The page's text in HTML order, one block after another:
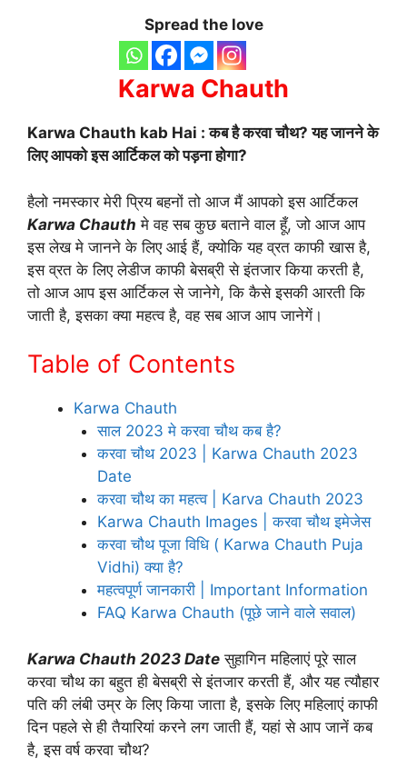
Spread the love
Karwa Chauth
Karwa Chauth kab Hai : कब है करवा चौथ? यह जानने के
लिए आपको इस आर्टिकल को पड़ना होगा?
हैलो नमस्कार मेरी प्रिय बहनों तो आज मैं आपको इस आर्टिकल
Karwa Chauth मे वह सब कुछ बताने वाल हूँ, जो आज आप
इस लेख मे जानने के लिए आई हैं, क्योकि यह व्रत काफी खास है,
इस व्रत के लिए लेडीज काफी बेसब्री से इंतजार किया करती है,
तो आज आप इस आर्टिकल से जानेगे, कि कैसे इसकी आरती कि
जाती है, इसका क्या महत्व है, वह सब आज आप जानेगें।
Table of Contents
Karwa Chauth
साल 2023 मे करवा चौथ कब है?
करवा चौथ 2023 | Karwa Chauth 2023
Date
करवा चौथ का महत्व | Karva Chauth 2023
Karwa Chauth Images | करवा चौथ इमेजेस
करवा चौथ पूजा विधि ( Karwa Chauth Puja
Vidhi) क्या है?
महत्वपूर्ण जानकारी | Important Information
FAQ Karwa Chauth (पूछे जाने वाले सवाल)
Karwa Chauth 2023 Date सुहागिन महिलाएं पूरे साल
करवा चौथ का बहुत ही बेसब्री से इंतजार करती हैं, और यह त्यौहार
पति की लंबी उम्र के लिए किया जाता है, इसके लिए महिलाएं काफी
दिन पहले से ही तैयारियां करने लग जाती हैं, यहां से आप जानें कब
है, इस वर्ष करवा चौथ?